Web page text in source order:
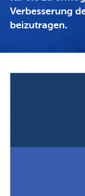
Verbesserung
beizutragen.